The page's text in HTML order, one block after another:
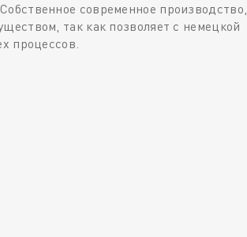
современное производство,
так как позволяет с немецкой
процессов.